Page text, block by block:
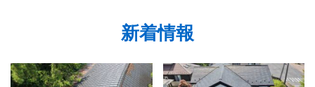
新着情報